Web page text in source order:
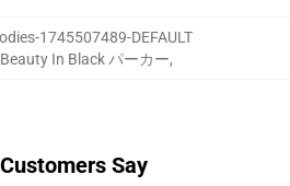
1745507489-DEFAULT
Beauty In Black パーカー,
Say